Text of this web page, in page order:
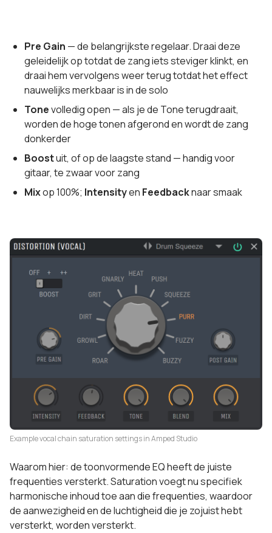
Pre Gain — de belangrijkste regelaar. Draai deze
geleidelijk op totdat de zang iets steviger klinkt, en
draai hem vervolgens weer terug totdat het effect
nauwelijks merkbaar is in de solo
Tonevolledig open — als je de Tone terugdraait,
worden de hoge tonen afgerond en wordt de zang
donkerder
Boostuit, of op de laagste stand — handig voor
gitaar, te zwaar voor zang
Mixop 100%; Intensityen Feedbacknaar smaak
Example vocal chain saturation settings in Amped Studio
Waarom hier: de toonvormende EQ heeft de juiste
frequenties versterkt. Saturation voegt nu specifiek
harmonische inhoud toe aan die frequenties, waardoor
de aanwezigheid en de luchtigheid die je zojuist hebt
versterkt, worden versterkt.